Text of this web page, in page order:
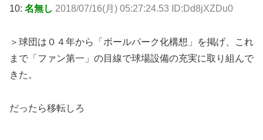
10: 名無し 2018/07/16(月) 05:27:24.53 ID:Dd8jXZDu0
＞球団は０４年から「ボールパーク化構想」を掲げ、これ
まで「ファン第一」の目線で球場設備の充実に取り組んで
きた。
だったら移転しろ